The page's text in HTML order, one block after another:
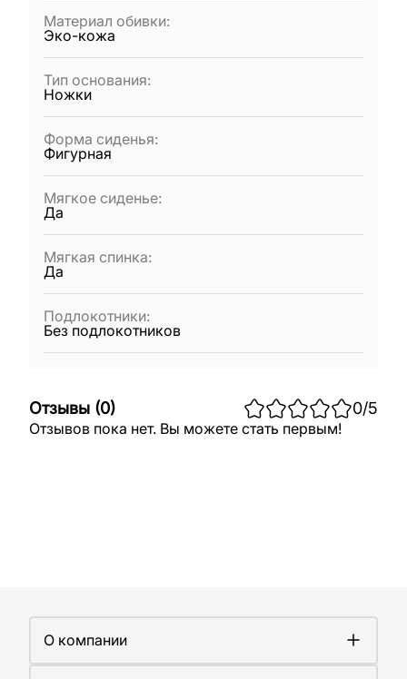
Материал обивки:
Эко-кожа
Тип основания:
Ножки
Форма сиденья:
Фигурная
Мягкое сиденье:
Да
Мягкая спинка:
Да
Подлокотники:
Без подлокотников
Отзывы (0) 0/5
Отзывов пока нет. Вы можете стать первым!
О компании